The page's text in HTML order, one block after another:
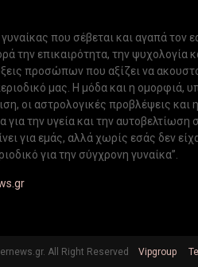
που σέβεται και αγαπά τον
την επικαιρότητα, την ψυχολογία
προσώπων που αξίζει να
μας. Η μόδα και η ομορφιά,
οι αστρολογικές προβλέψεις και
για την υγεία και την
για εμάς, αλλά χωρίς εσάς δεν
για την σύγχρονη γυναίκα”.
All Right Reserved Vipgroup